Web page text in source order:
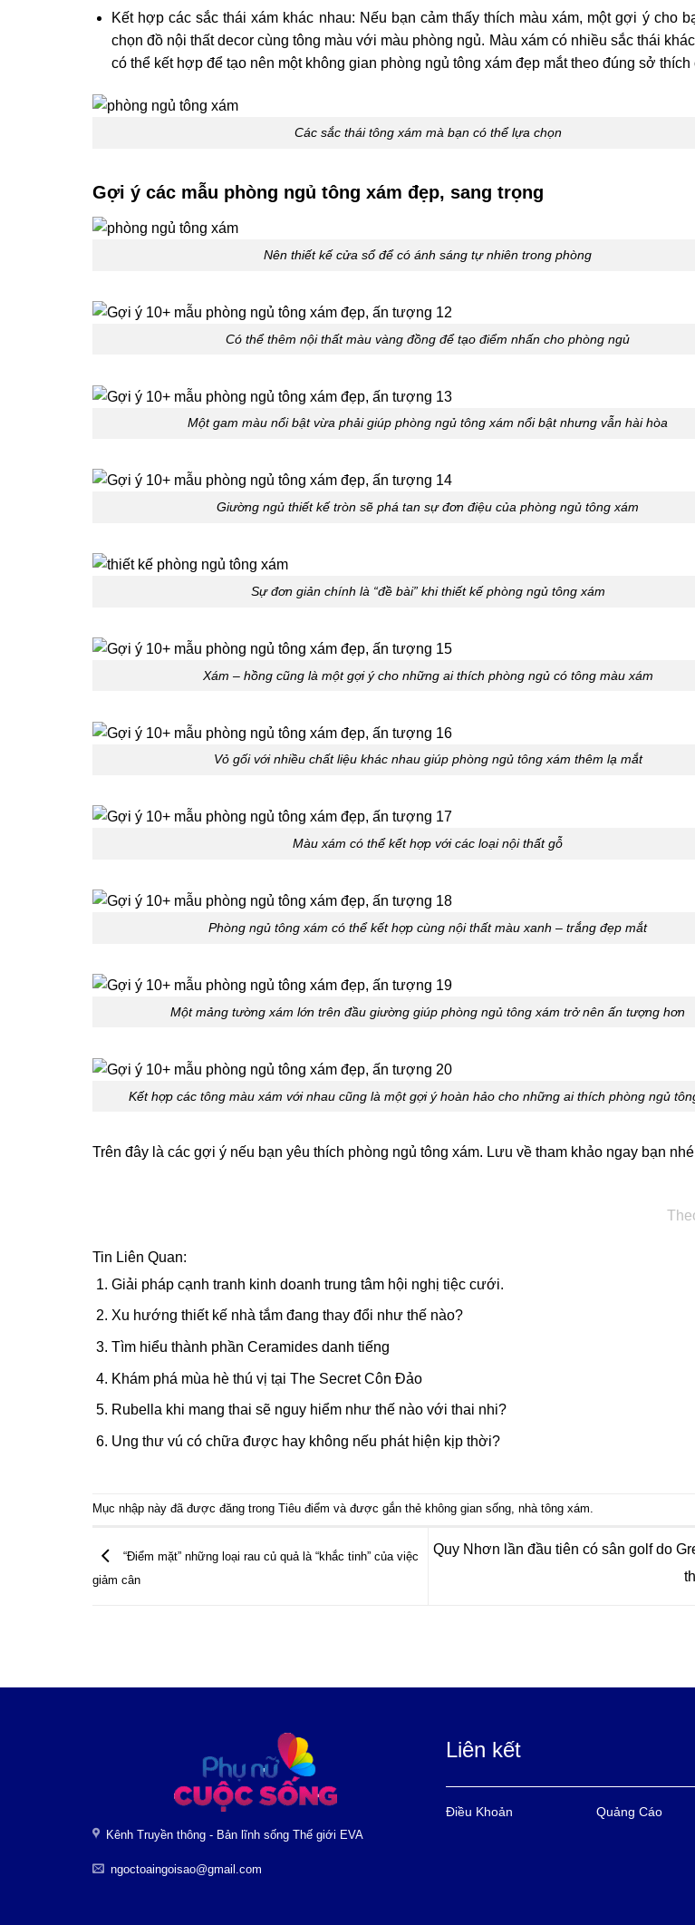
Kết hợp các sắc thái xám khác nhau: Nếu bạn cảm thấy thích màu xám, một gợi ý cho
chọn đồ nội thất decor cùng tông màu với màu phòng ngủ. Màu xám có nhiều sắc thái
có thể kết hợp để tạo nên một không gian phòng ngủ tông xám đẹp mắt theo đúng sở thích
Các sắc thái tông xám mà bạn có thể lựa chọn
Gợi ý các mẫu phòng ngủ tông xám đẹp, sang trọng
Nên thiết kế cửa sổ để có ánh sáng tự nhiên trong phòng
Có thể thêm nội thất màu vàng đồng để tạo điểm nhấn cho phòng ngủ
Một gam màu nổi bật vừa phải giúp phòng ngủ tông xám nổi bật nhưng vẫn hài hòa
Giường ngủ thiết kế tròn sẽ phá tan sự đơn điệu của phòng ngủ tông xám
Sự đơn giản chính là “đề bài” khi thiết kế phòng ngủ tông xám
Xám – hồng cũng là một gợi ý cho những ai thích phòng ngủ có tông màu xám
Vỏ gối với nhiều chất liệu khác nhau giúp phòng ngủ tông xám thêm lạ mắt
Màu xám có thể kết hợp với các loại nội thất gỗ
Phòng ngủ tông xám có thể kết hợp cùng nội thất màu xanh – trắng đẹp mắt
Một mảng tường xám lớn trên đầu giường giúp phòng ngủ tông xám trở nên ấn tượng hơn
Kết hợp các tông màu xám với nhau cũng là một gợi ý hoàn hảo cho những ai thích phòng ngủ
Trên đây là các gợi ý nếu bạn yêu thích phòng ngủ tông xám. Lưu về tham khảo ngay bạn
Tin Liên Quan:
Giải pháp cạnh tranh kinh doanh trung tâm hội nghị tiệc cưới.
Xu hướng thiết kế nhà tắm đang thay đổi như thế nào?
Tìm hiểu thành phần Ceramides danh tiếng
Khám phá mùa hè thú vị tại The Secret Côn Đảo
Rubella khi mang thai sẽ nguy hiểm như thế nào với thai nhi?
Ung thư vú có chữa được hay không nếu phát hiện kịp thời?
Mục nhập này đã được đăng trong Tiêu điểm và được gắn thẻ không gian sống, nhà tông xám.
“Điểm mặt” những loại rau củ quả là “khắc tinh” của việc
giảm cân
Quy Nhơn lần đầu tiên có sân golf do
Kênh Truyền thông - Bản lĩnh sống Thế giới EVA
ngoctoaingoisao@gmail.com
Liên kết
Điều Khoản Quảng Cáo